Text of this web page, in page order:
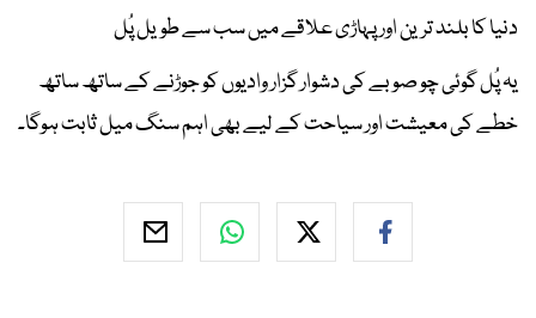
دنیا کا بلند ترین اور پہاڑی علاقے میں سب سے طویل پُل
یہ پُل گوئی چو صوبے کی دشوار گزار وادیوں کو جوڑنے کے ساتھ ساتھ
خطے کی معیشت اور سیاحت کے لیے بھی اہم سنگ میل ثابت ہوگا۔